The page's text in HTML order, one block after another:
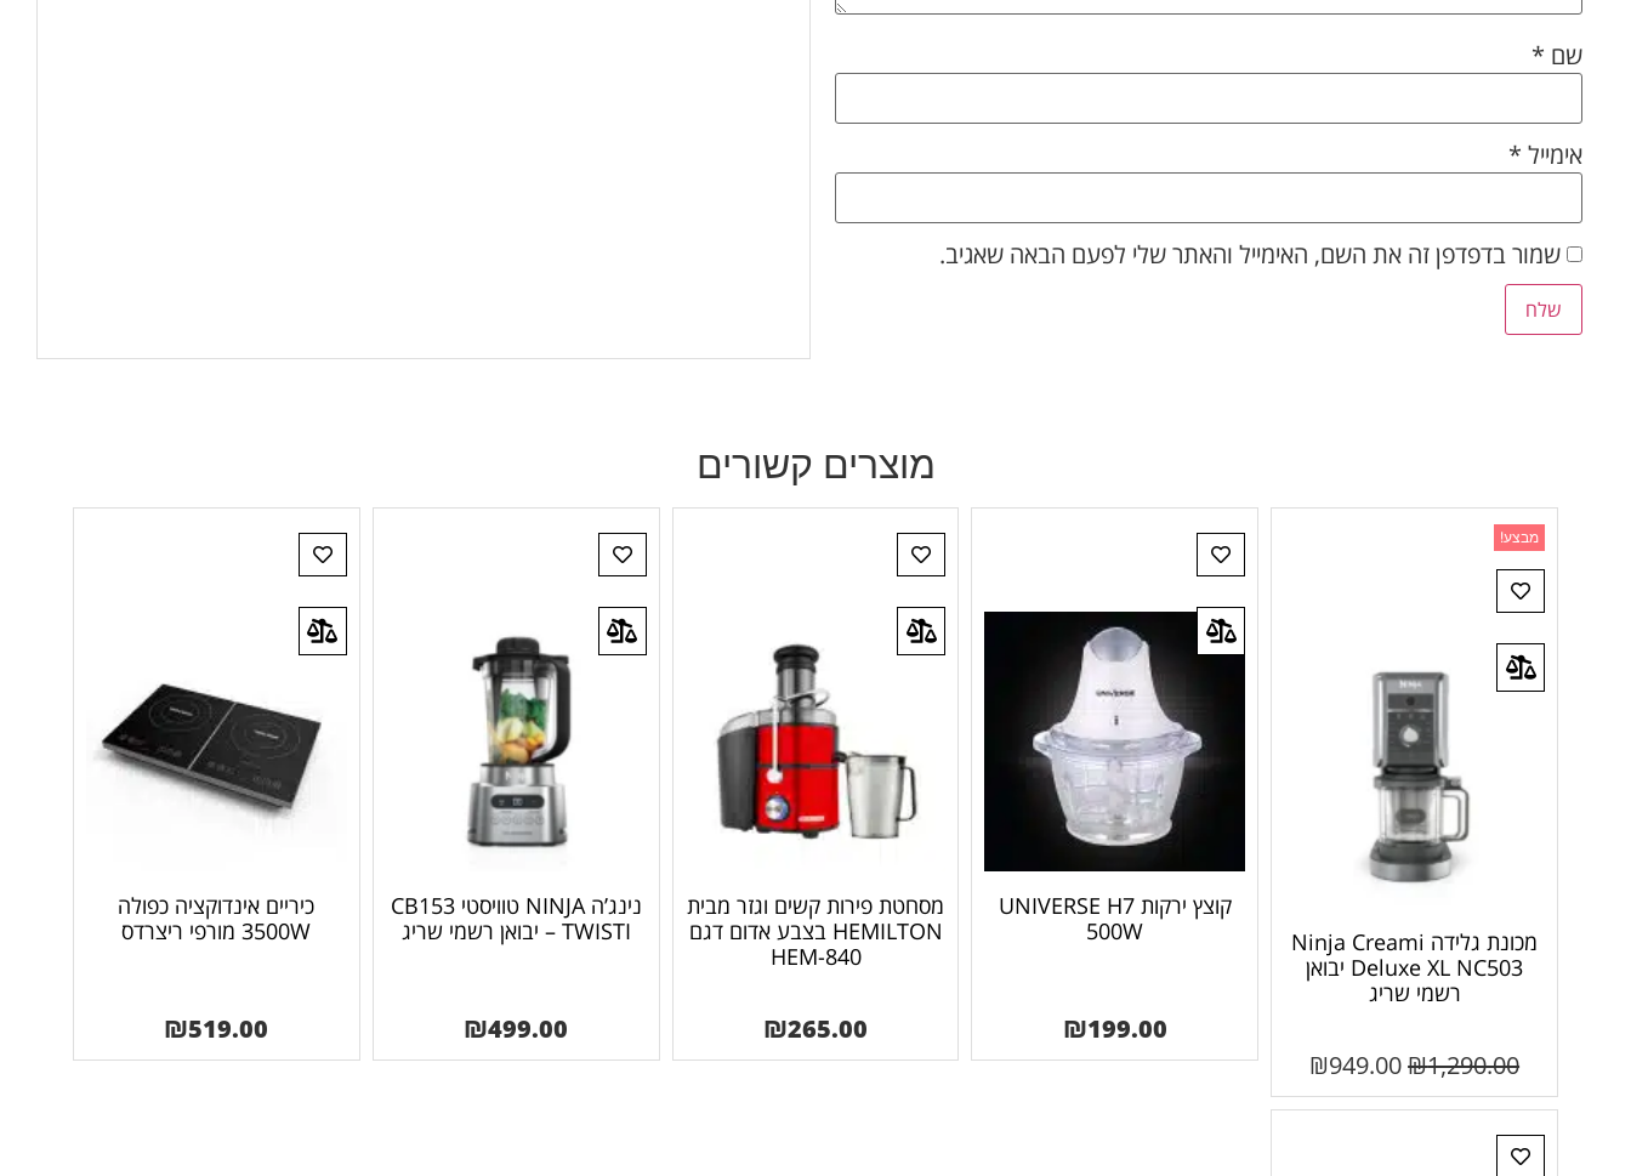
שם *
אימייל *
שמור בדפדפן זה את השם, האימייל והאתר שלי לפעם הבאה שאגיב.
מוצרים קשורים
מבצע!
מכונת גלידה Ninja Creami
Deluxe XL NC503 יבואן
רשמי שריג
₪1,290.00
₪949.00
קוצץ ירקות UNIVERSE H7
500W
₪199.00
מסחטת פירות קשים וגזר מבית
HEMILTON בצבע אדום דגם
840-HEM
₪265.00
נינג’ה NINJA טוויסטי CB153
– TWISTI יבואן רשמי שריג
₪499.00
כיריים אינדוקציה כפולה
3500W מורפי ריצרדס
₪519.00